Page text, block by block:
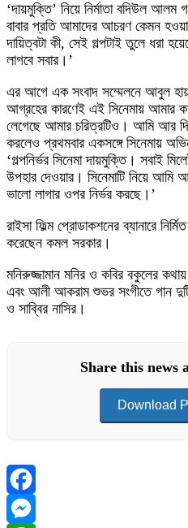
‘দায়মুক্তি’ নিয়ে নির্মাতা বদিউল আলম
বাবার প্রতি আমাদের আচরণ কেমন
দায়িত্বটা কী, সেই গল্পটাই তুলে ধরা
লাগবে সবার।’
এর আগে এক সংবাদ সম্মেলনে আবুল
আগ্রহের কারণেই এই সিনেমায় আমার
লেগেছে আমার চরিত্রটিও। আমি আর
করলেও প্রথমবার একসঙ্গে সিনেমায়
‘গল্পনির্ভর সিনেমা দায়মুক্তি। সবাই
উপহার দেওয়ার। সিনেমাটি নিয়ে আমি
ভালো লাগার ওপর নির্ভর করছে।’
রাইসা ফিল্ম প্রোডাকশনের ব্যানারে
করেছেন কমল সরকার।
মনিরুজ্জামান মনির ও কবির বকুলের
এবং আলী আকরাম শুভর সংগীতে গান
ও সাব্বির নাসির।
Share this news
Download
Facebook